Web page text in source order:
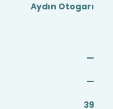
Aydın Otogarı
—
—
39